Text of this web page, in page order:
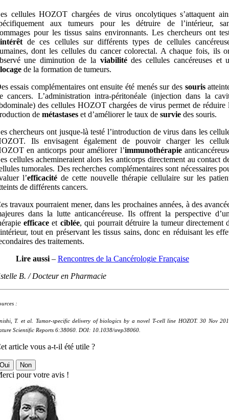
cellules HOZOT chargées de virus oncolytiques s’attaquent
aux tumeurs pour les détruire de l’intérieur,
pour les tissus sains environnants. Les chercheurs ont
intérêtde ces cellules sur différents types de cellules
dont les cellules du cancer colorectal. A chaque fois, ils
une diminution de la viabilitédes cellules cancéreuses et
de la formation de tumeurs.
essais complémentaires ont ensuite été menés sur des souris
cancers. L’administration intra-péritonéale (injection dans la
des cellules HOZOT chargées de virus permet de réduire
de métastases et d’améliorer le taux de survie des souris.
chercheurs ont jusque-là testé l’introduction de virus dans les
Ils envisagent également de pouvoir charger les
en anticorps pour améliorer l’immunothérapie
cellules achemineraient alors les anticorps directement au contact
tumorales. Des recherches complémentaires sont nécessaires
l’efficacitéde cette nouvelle thérapie cellulaire sur les
de différents cancers.
travaux pourraient mener, dans les prochaines années, à des
dans la lutte anticancéreuse. Ils offrent la perspective
efficace et ciblée, qui pourrait détruire la tumeur directement
tout en préservant les tissus sains, donc en réduisant les
des traitements.
Lire aussi– Rencontres de la Cancérologie Française
B. / Docteur en Pharmacie
:
T. et al. Tumor-specific delivery of biologics by a novel T-cell line HOZOT. 30 Nov
Scientific Reports 6:38060. DOI: 10.1038/srep38060.
article vous a-t-il été utile ?
Non
pour votre avis !